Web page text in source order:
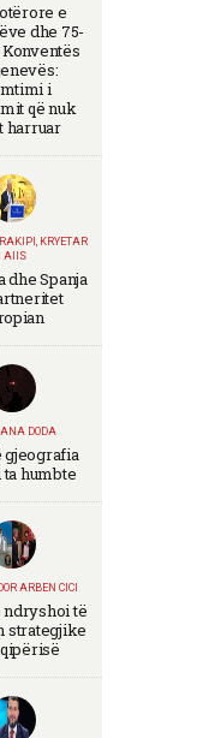
e
dhe 75-
i
që nuk
harruar
KRYETAR
I AIIS
dhe Spanja
DODA
gjeografia
humbte
ARBEN CICI
ndryshoi të
strategjike